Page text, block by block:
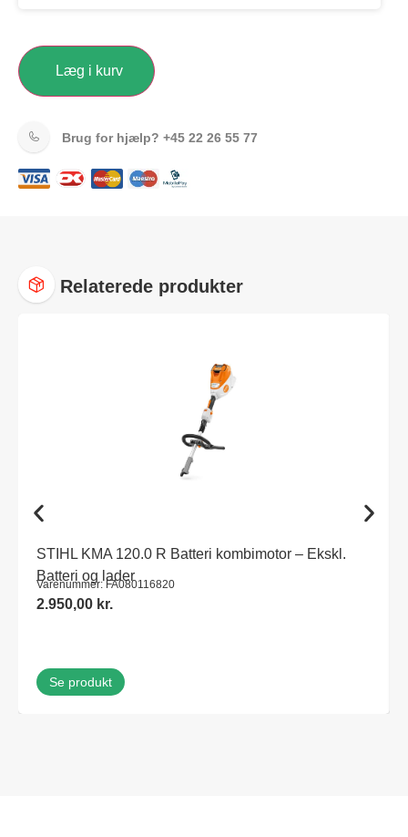
Læg i kurv
Brug for hjælp? +45 22 26 55 77
Relaterede produkter
STIHL KMA 120.0 R Batteri kombimotor – Ekskl.
Batteri og lader
Varenummer: FA080116820
2.950,00 kr.
Se produkt